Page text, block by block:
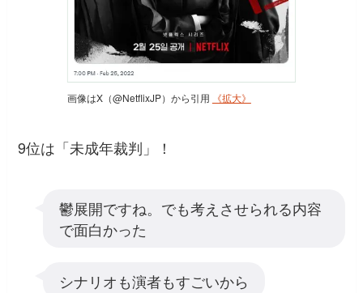
画像はX（@NetflixJP）から引用 《拡大》
9位は「未成年裁判」！
鬱展開ですね。でも考えさせられる内容
で面白かった
シナリオも演者もすごいから